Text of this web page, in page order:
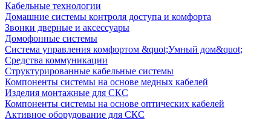
Кабельные технологии
Домашние системы контроля доступа и комфорта
Звонки дверные и аксессуары
Домофонные системы
Система управления комфортом &quot;Умный дом&quot;
Средства коммуникации
Структурированные кабельные системы
Компоненты системы на основе медных кабелей
Изделия монтажные для СКС
Компоненты системы на основе оптических кабелей
Активное оборудование для СКС